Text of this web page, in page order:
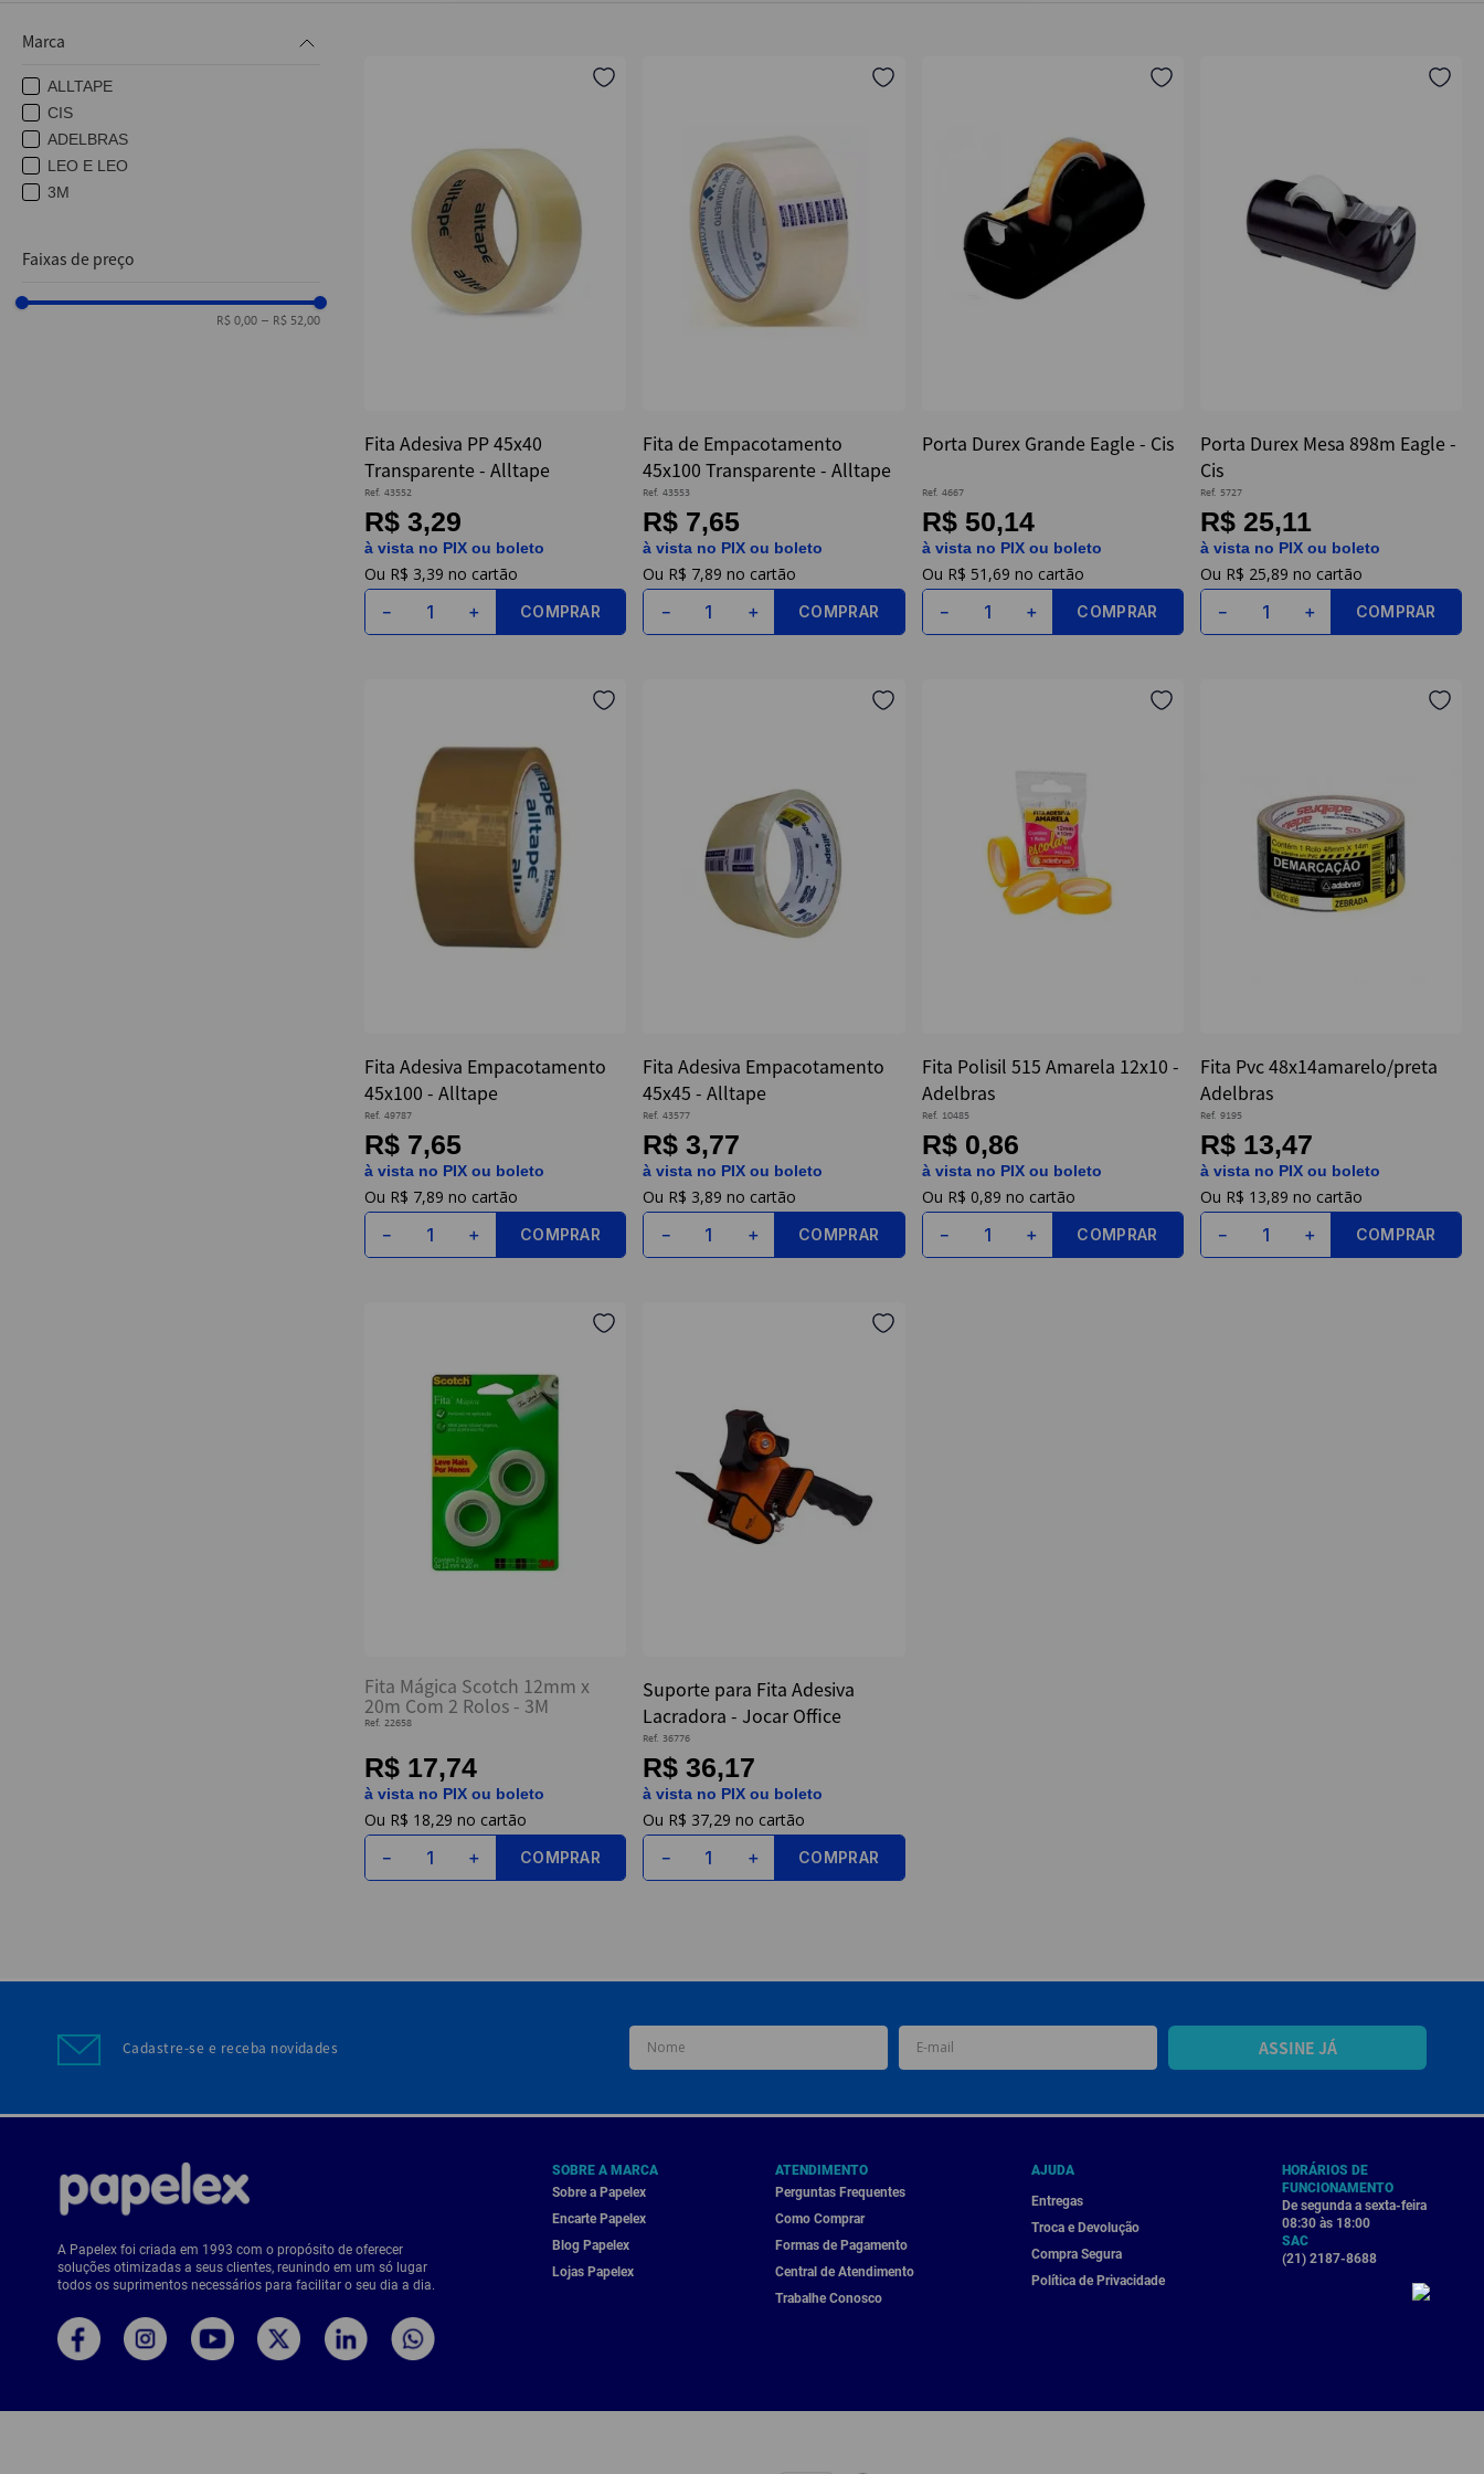
Marca
ALLTAPE
CIS
ADELBRAS
LEO E LEO
3M
Faixas de preço
R$ 0,00 – R$ 52,00
Fita Adesiva PP 45x40
Transparente - Alltape
Ref. 43552
R$ 3,29
à vista no PIX ou boleto
R$ 3,39
＋
－ COMPRAR
Fita de Empacotamento
45x100 Transparente - Alltape
Ref. 43553
R$ 7,65
à vista no PIX ou boleto
R$ 7,89
＋
－ COMPRAR
Porta Durex Grande Eagle - Cis
Ref. 4667
R$ 50,14
à vista no PIX ou boleto
R$ 51 ,69
＋
－ COMPRAR
Porta Durex Mesa 898m Eagle -
Cis
Ref. 5727
R$ 25,11
à vista no PIX ou boleto
R$ 25,89
＋
－ COMPRAR
Fita Adesiva Empacotamento
45x100 - Alltape
Ref. 49787
R$ 7,65
à vista no PIX ou boleto
R$ 7,89
＋
－ COMPRAR
Fita Adesiva Empacotamento
45x45 - Alltape
Ref. 43577
R$ 3,77
à vista no PIX ou boleto
R$ 3,89
＋
－ COMPRAR
Fita Polisil 515 Amarela 12x10 -
Adelbras
Ref. 10485
R$ 0,86
à vista no PIX ou boleto
R$ 0,89
＋
－ COMPRAR
Fita Pvc 48x14amarelo/preta
Adelbras
Ref. 9195
R$ 13,47
à vista no PIX ou boleto
R$ 13,89
＋
－ COMPRAR
Fita Mágica Scotch 12mm x
20m Com 2 Rolos - 3M
Ref. 22658
R$ 17,74
à vista no PIX ou boleto
R$ 18,29
＋
－ COMPRAR
Suporte para Fita Adesiva
Lacradora - Jocar Office
Ref. 36776
R$ 36,17
à vista no PIX ou boleto
R$ 37,29
＋
－ COMPRAR
Cadastre-se e receba novidades ASSINE JÁ
A Papelex foi criada em 1993 com o propósito de oferecer
soluções otimizadas a seus clientes, reunindo em um só lugar
todos os suprimentos necessários para facilitar o seu dia a dia.
SOBRE A MARCA
Sobre a Papelex
Encarte Papelex
Blog Papelex
Lojas Papelex
ATENDIMENTO
Perguntas Frequentes
Como Comprar
Formas de Pagamento
Central de Atendimento
Trabalhe Conosco
AJUDA
Entregas
Troca e Devolução
Compra Segura
Política de Privacidade
HORÁRIOS DE
FUNCIONAMENTO
De segunda a sexta-feira
08:30 às 18:00
SAC
(21) 2187-8688